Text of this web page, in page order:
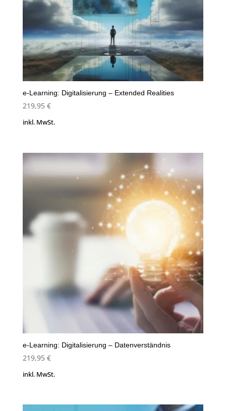
e-Learning: Digitalisierung – Extended Realities
219,95 €
inkl. MwSt.
e-Learning: Digitalisierung – Datenverständnis
219,95 €
inkl. MwSt.